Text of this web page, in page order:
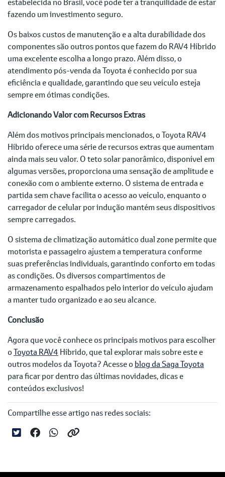
fazendo um investimento seguro.
Os baixos custos de manutenção e a alta durabilidade dos
componentes são outros pontos que fazem do RAV4 Híbrido
uma excelente escolha a longo prazo. Além disso, o
atendimento pós-venda da Toyota é conhecido por sua
eficiência e qualidade, garantindo que seu veículo esteja
sempre em ótimas condições.
Adicionando Valor com Recursos Extras
Além dos motivos principais mencionados, o Toyota RAV4
Híbrido oferece uma série de recursos extras que aumentam
ainda mais seu valor. O teto solar panorâmico, disponível em
algumas versões, proporciona uma sensação de amplitude e
conexão com o ambiente externo. O sistema de entrada e
partida sem chave facilita o acesso ao veículo, enquanto o
carregador de celular por indução mantém seus dispositivos
sempre carregados.
O sistema de climatização automático dual zone permite que
motorista e passageiro ajustem a temperatura conforme
suas preferências individuais, garantindo conforto em todas
as condições. Os diversos compartimentos de
armazenamento espalhados pelo interior do veículo ajudam
a manter tudo organizado e ao seu alcance.
Conclusão
Agora que você conhece os principais motivos para escolher
oToyota RAV4 Híbrido, que tal explorar mais sobre este e
outros modelos da Toyota? Acesse o blog da Saga Toyota
para ficar por dentro das últimas novidades, dicas e
conteúdos exclusivos!
Compartilhe esse artigo nas redes sociais: